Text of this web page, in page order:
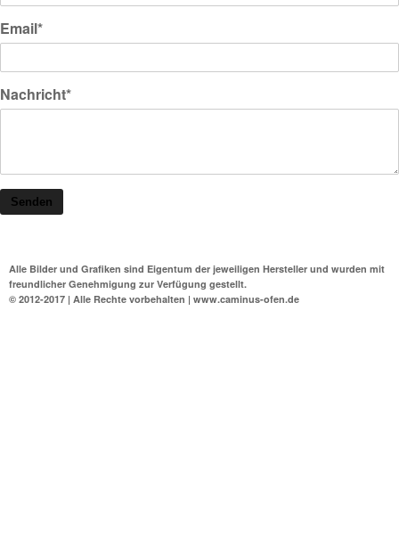
Email*
Nachricht*
Senden
Alle Bilder und Grafiken sind Eigentum der jeweiligen Hersteller und wurden mit
freundlicher Genehmigung zur Verfügung gestellt.
© 2012-2017 | Alle Rechte vorbehalten | www.caminus-ofen.de